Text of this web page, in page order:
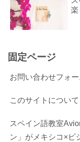
固定ページ
お問い合わせフォー
このサイトについて
スペイン語教室
ン」がメキシコ×ビ